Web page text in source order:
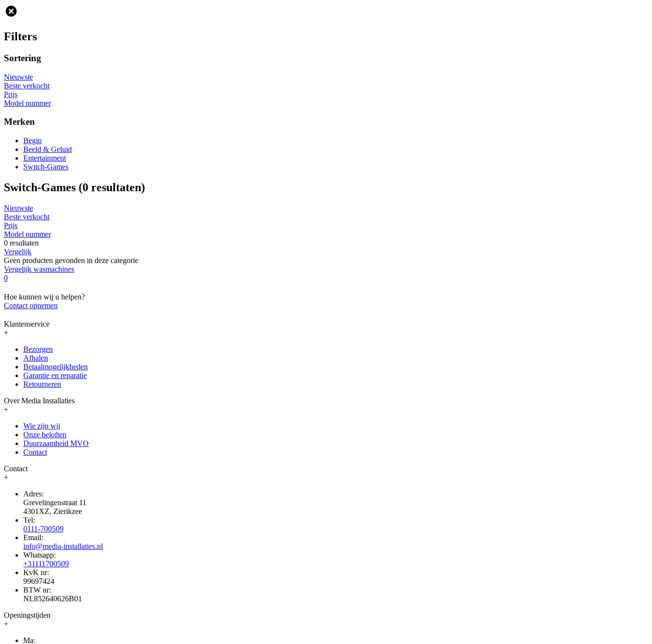
Filters
Sortering
Nieuwste
Beste verkocht
Prijs
Model nummer
Merken
Begin
Beeld & Geluid
Entertainment
Switch-Games
Switch-Games (0 resultaten)
Nieuwste
Beste verkocht
Prijs
Model nummer
0 resultaten
Vergelijk
Geen producten gevonden in deze categorie
Vergelijk wasmachines
0
Hoe kunnen wij u helpen?
Contact opnemen
Klantenservice
+
Bezorgen
Afhalen
Betaalmogelijkheden
Garantie en reparatie
Retourneren
Over Media Installaties
+
Wie zijn wij
Onze beloften
Duurzaamheid MVO
Contact
Contact
+
Adres:
Grevelingenstraat 11
4301XZ, Zierikzee
Tel:
0111-700509
Email:
info@media-installaties.nl
Whatsapp:
+31111700509
KvK nr:
99697424
BTW nr:
NL852640626B01
Openingstijden
+
Ma: